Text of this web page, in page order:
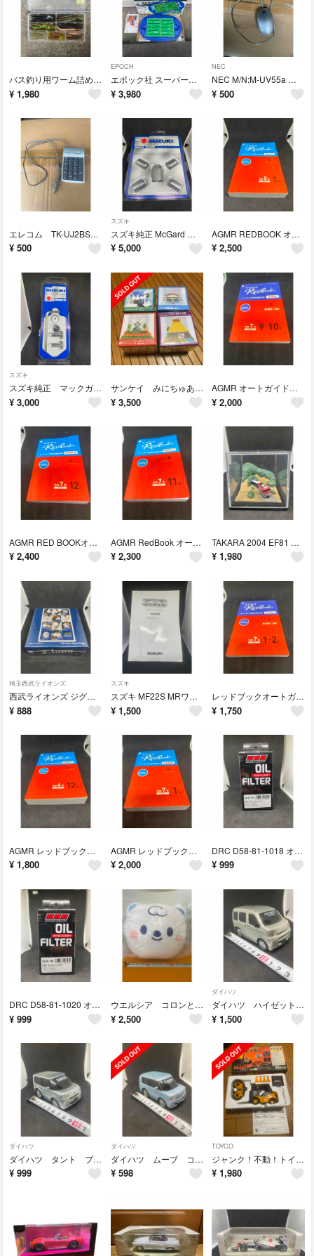
バス釣り用ワーム詰め合わせセット ケース付き
¥ 1,980
EPOCH
エポック社 スーパーサッカーDXスタジアム 2002 FIFAワールドカップ日韓
¥ 3,980
NEC
NEC M/N:M-UV55a マウス 動作未確認ジャンク品
¥ 500
エレコム TK-UJ2BSV USBテンキーパット 動作未確認 ジャンク品
¥ 500
スズキ
スズキ純正 McGard ホイールロックナットセット 小型車純正アルミホイール用
¥ 5,000
AGMR REDBOOK オートガイド自動車価格月報 国産乗用車 B令和8年1月
¥ 2,500
スズキ
スズキ純正 マックガード ナンバープレートロックボルト小型車用
¥ 3,000
サンケイ みにちゅあーとmini ４個セット
¥ 3,500
AGMR オートガイド自動車価格月報 軽自動車 軽四輪車 二輪車R7年9-10月
¥ 2,000
AGMR RED BOOKオートガイド自動車価格月報 国産乗用車B令和7年12月
¥ 2,400
AGMR RedBook オートガイド自動車価格月報 国産乗用車B令和7年11月
¥ 2,300
TAKARA 2004 EF81 鉄道ジオラマフィギュア クリアケース付
¥ 1,980
埼玉西武ライオンズ
西武ライオンズ ジグソーパズル 108ピース 完成サイズ18.2X25.7cm
¥ 888
スズキ
スズキ MF22S MRワゴン取扱説明書99011-81J00 2006年1月
¥ 1,500
レッドブックオートガイド自動車価格月報軽自動車C 軽四輪車二輪車令和7年１-2月
¥ 1,750
AGMR レッドブック オートガイド自動車価格月報 国産乗用車B 令和6年12月
¥ 1,800
AGMR レッドブック オートガイド自動車価格月報 国産乗用車B 令和7年1月
¥ 2,000
DRC D58-81-1018 オイルフィルター KX250F KX450F
¥ 999
DRC D58-81-1020 オイルフィルター 250SXF 250EXCF
¥ 999
ウエルシア コロンとまんまる うえたん クッション
¥ 2,500
ダイハツ
ダイハツ ハイゼットカーゴ シルバー プルバックミニカー 全長約10.5cm
¥ 1,500
ダイハツ
ダイハツ タント プルバックミニカー シルバー 全長約9.5cm
¥ 999
ダイハツ
ダイハツ ムーブ コンテ プルバックミニカー 全長約10cm プラスチック製
¥ 598
TOYCO
ジャンク！不動！トイコー フォークリフト27MHz ラジコン ジャンク品！
¥ 1,980